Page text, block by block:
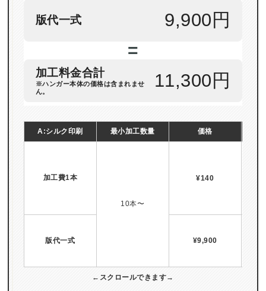
版代一式 9,900円
=
加工料金合計
※ハンガー本体の価格は含まれませ
ん。
11,300円
A:シルク印刷 最小加工数量 価格
加工費1本
10本〜
¥140
版代一式 ¥9,900